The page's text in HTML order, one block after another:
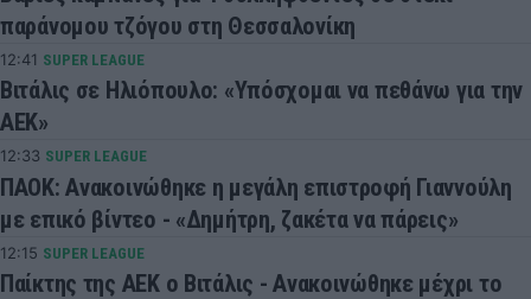
παράνομου τζόγου στη Θεσσαλονίκη
12:41 SUPER LEAGUE
Βιτάλις σε Ηλιόπουλο: «Υπόσχομαι να πεθάνω για την
ΑΕΚ»
12:33 SUPER LEAGUE
ΠΑΟΚ: Ανακοινώθηκε η μεγάλη επιστροφή Γιαννούλη
με επικό βίντεο - «Δημήτρη, ζακέτα να πάρεις»
12:15 SUPER LEAGUE
Παίκτης της ΑΕΚ ο Βιτάλις - Ανακοινώθηκε μέχρι το